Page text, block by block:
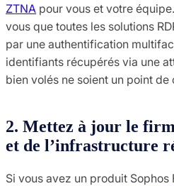
ZTNA pour vous et votre
vous que toutes les solutions
par une authentification
identifiants récupérés via une
bien volés ne soient un point
2. Mettez à jour le
et de l’infrastructure
Si vous avez un produit Sophos